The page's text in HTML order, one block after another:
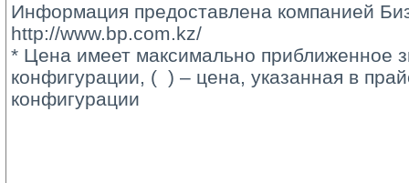
Информация предоставлена компанией
http://www.bp.com.kz/
* Цена имеет максимально приближенное
конфигурации, ( ) – цена, указанная в
конфигурации